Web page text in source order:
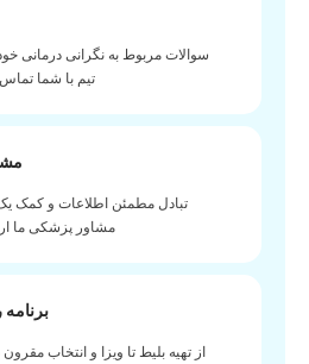
سوالات مربوط به نگرانی درمانی
تیم با شما
تبادل مطمئن اطلاعات و کمک
مشاور پزشکی ما
از تهیه بلیط تا ویزا و انتخاب